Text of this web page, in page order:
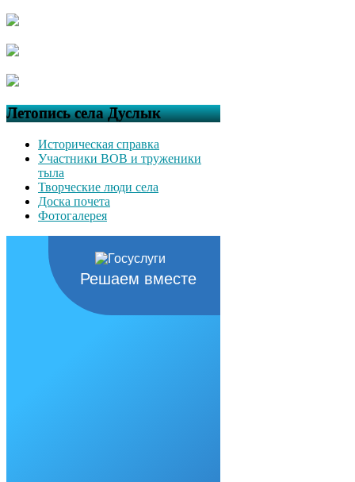
Летопись села Дуслык
Историческая справка
Участники ВОВ и труженики
тыла
Творческие люди села
Доска почета
Фотогалерея
Решаем вместе